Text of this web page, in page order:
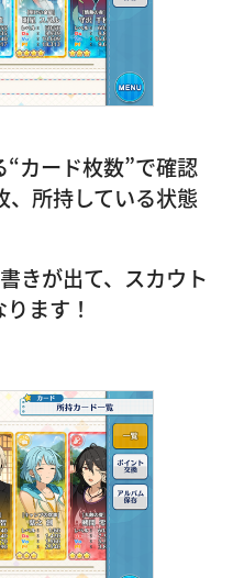
カード枚数”で確認
、所持している状態
きが出て、スカウト
ます！